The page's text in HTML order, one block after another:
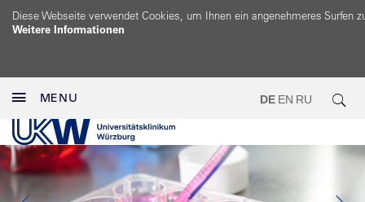
Diese Webseite verwendet Cookies, um Ihnen ein angenehmeres Surfen
Weitere Informationen
MENU DE EN RU